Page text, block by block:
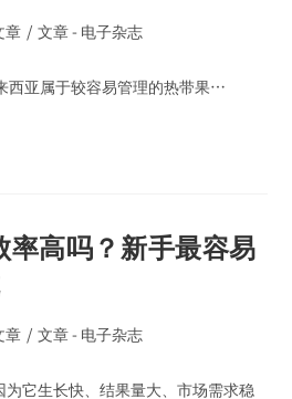
章 / 文章 - 电子杂志
西亚属于较容易管理的热带果…
高吗？新手最容易
章 / 文章 - 电子杂志
它生长快、结果量大、市场需求稳